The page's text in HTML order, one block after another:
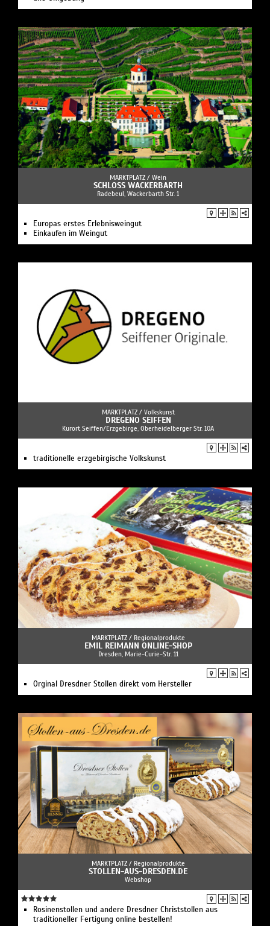
MARKTPLATZ / Wein
SCHLOSS WACKERBARTH
Radebeul, Wackerbarth Str. 1
Europas erstes Erlebnisweingut
Einkaufen im Weingut
MARKTPLATZ / Volkskunst
DREGENO SEIFFEN
Kurort Seiffen/Erzgebirge, Oberheidelberger Str. 10A
traditionelle erzgebirgische Volkskunst
MARKTPLATZ / Regionalprodukte
EMIL REIMANN ONLINE-SHOP
Dresden, Marie-Curie-Str. 11
Orginal Dresdner Stollen direkt vom Hersteller
MARKTPLATZ / Regionalprodukte
STOLLEN-AUS-DRESDEN.DE
Webshop
Rosinenstollen und andere Dresdner Christstollen aus
traditioneller Fertigung online bestellen!